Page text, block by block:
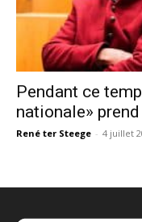
Pendant ce
nationale»
René ter Steege - 4 juillet